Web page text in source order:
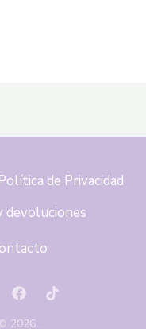
de Privacidad
devoluciones
2026 .